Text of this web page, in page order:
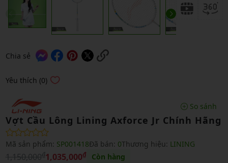
Chia sẻ
Yêu thích (0)
So sánh
Vợt Cầu Lông Lining Axforce Jr Chính Hãng
Mã sản phẩm: SP001418Đã bán: 0Thương hiệu: LINING
1,035,000₫
1,150,000₫ Còn hàng